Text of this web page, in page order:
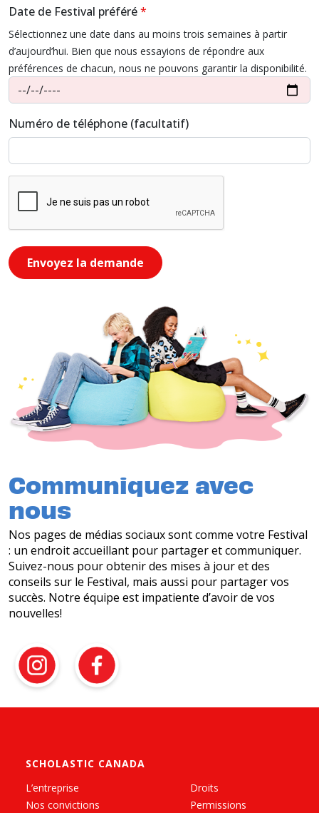
Date de Festival préféré
Sélectionnez une date dans au moins trois semaines à partir
d’aujourd’hui. Bien que nous essayions de répondre aux
préférences de chacun, nous ne pouvons garantir la disponibilité.
Numéro de téléphone (facultatif)
Envoyez la demande
Communiquez avec
nous
Nos pages de médias sociaux sont comme votre Festival
: un endroit accueillant pour partager et communiquer.
Suivez-nous pour obtenir des mises à jour et des
conseils sur le Festival, mais aussi pour partager vos
succès. Notre équipe est impatiente d’avoir de vos
nouvelles!
SCHOLASTIC CANADA
L’entreprise
Nos convictions
Droits
Permissions